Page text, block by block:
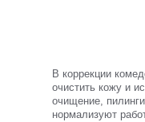
В коррекции
очистить кожу и
очищение,
нормализуют